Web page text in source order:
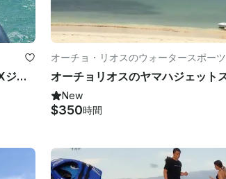
ボカチカのヤマハウェーブランナーEXジェットスキー—スリル満点のカリブ海体験
オーチョ・リオスのウォータースポーツ
New
$350時間